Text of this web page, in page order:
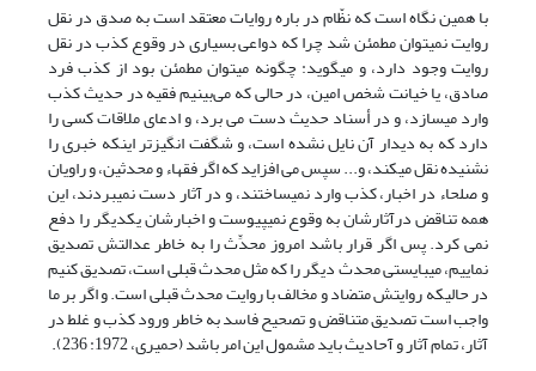
با همین نگاه است که نظّام در باره روایات معتقد است به صدق در نقل
روایت نمی­توان مطمئن شد چرا که دواعی بسیاری در وقوع کذب در نقل
روایت وجود دارد، و می­گوید: چگونه می­توان مطمئن بود از کذب فرد
صادق، یا خیانت شخص امین، در حالی ­که می‌بینیم فقیه در حدیث کذب
وارد می­سازد، و در أسناد حدیث دست می برد، و ادعای ملاقات کسی را
دارد که به دیدار آن نایل نشده است، و شگفت انگیزتر این­که خبری را
نشنیده نقل می­کند، و... سپس می افزاید که اگر فقهاء و محدثین، و راویان
و صلحاء در اخبار، کذب وارد نمی­ساختند، و در آثار دست نمی­بردند، این
همه تناقض درآثارشان به وقوع نمی­پیوست و اخبارشان یکدیگر را دفع
نمی کرد. پس اگر قرار باشد امروز محدِّث را به خاطر عدالتش تصدیق
نماییم، می­بایستی محدث دیگر را که مثل محدث قبلی است، تصدیق کنیم
در حالی­که روایتش متضاد و مخالف با روایت محدث قبلی است. و اگر بر ما
واجب است تصدیق متناقض و تصحیح فاسد به خاطر ورود کذب و غلط در
آثار، تمام آثار و آحادیث باید مشمول این امر باشد (حمیری، 1972: 236).